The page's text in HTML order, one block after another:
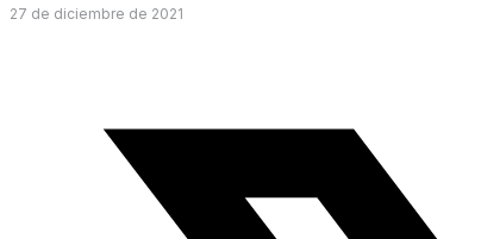
27 de diciembre de 2021